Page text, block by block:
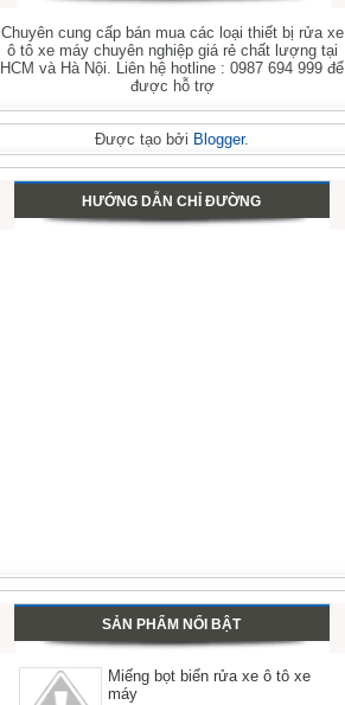
Chuyên cung cấp bán mua các loại thiết bị rửa xe
ô tô xe máy chuyên nghiệp giá rẻ chất lượng tại
HCM và Hà Nội. Liên hệ hotline : 0987 694 999 để
được hỗ trợ
Được tạo bởi Blogger.
HƯỚNG DẪN CHỈ ĐƯỜNG
SẢN PHẨM NỔI BẬT
Miếng bọt biển rửa xe ô tô xe
máy